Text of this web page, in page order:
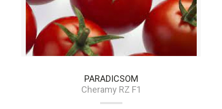
PARADICSOM
Cheramy RZ F1